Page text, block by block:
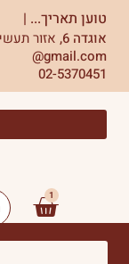
לתוכןטוען תאריך... |
אוגדה 6,
אזור
gmail.com@
02-5370451
1
...